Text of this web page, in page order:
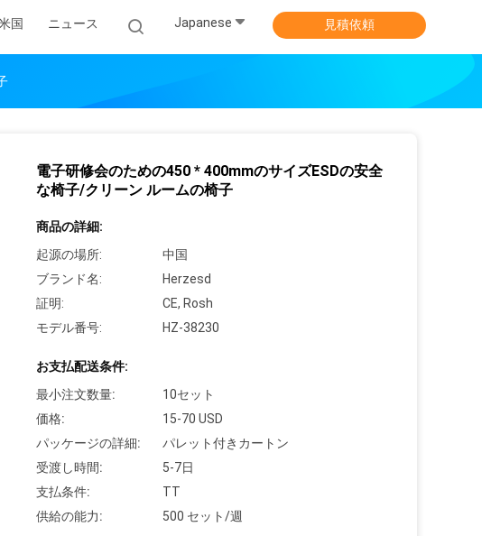
国 ニュース Japanese 見積依頼
電子研修会のための450 * 400mmのサイズESDの安全
な椅子/クリーン ルームの椅子
商品の詳細:
起源の場所:
中国
ブランド名:
Herzesd
証明:
CE, Rosh
モデル番号:
HZ-38230
お支払配送条件:
最小注文数量:
10セット
価格:
15-70 USD
パッケージの詳細:
パレット付きカートン
受渡し時間:
5-7日
支払条件:
TT
供給の能力:
500 セット/週